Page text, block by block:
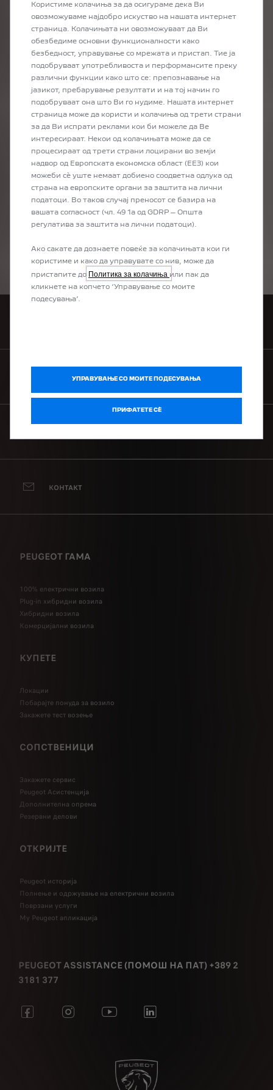
ПРОНАЈДЕТЕ ДИЛЕР
КОНТАКТ
PEUGEOT ГАМА
100% електрични возила
Plug-in хибридни возила
Хибридни возила
Комерцијални возила
КУПЕТЕ
Локации
Побарајте понуда за возило
Закажете тест возење
СОПСТВЕНИЦИ
Закажете сервис
Peugeot Асистенција
Дополнителна опрема
Резервни делови
ОТКРИЈТЕ
Peugeot историја
Полнење и одржување на електрични возила
Поврзани услуги
My Peugeot апликација
PEUGEOT ASSISTANCE (ПОМОШ НА ПАТ) +389 2
3181 377
Користиме колачиња за да осигураме дека Ви
овозможуваме најдобро искуство на нашата интернет
страница. Колачињата ни овозможуваат да Ви
обезбедиме основни функционалности како
безбедност, управување со мрежата и пристап. Тие ја
подобруваат употребливоста и перформансите преку
различни функции како што се: препознавање на
јазикот, пребарување резултати и на тој начин го
подобруваат она што Ви го нудиме. Нашата интернет
страница може да користи и колачиња од трети страни
за да Ви испрати реклами кои би можеле да Ве
интересираат. Некои од колачињата може да се
процесираат од трети страни лоцирани во земји
надвор од Европската економска област (ЕЕЗ) кои
можеби сѐ уште немаат добиено соодветна одлука од
страна на европските органи за заштита на лични
податоци. Во таков случај преносот се базира на
вашата согласност (чл. 49 1а од GDRP – Општа
регулатива за заштита на лични податоци).
Ако сакате да дознаете повеќе за колачињата кои ги
користиме и како да управувате со нив, може да
пристапите до Политика за колачиња или пак да
кликнете на копчето ‘Управување со моите
подесувања’.
УПРАВУВАЊЕ СО МОИТЕ ПОДЕСУВАЊА
ПРИФАТЕТЕ СÈ